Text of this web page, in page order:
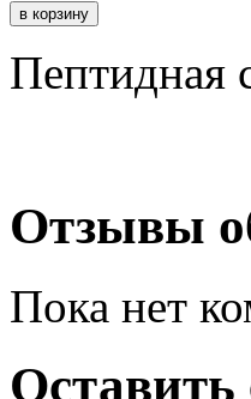
Пептидная
Отзывы
Пока нет
Оставить